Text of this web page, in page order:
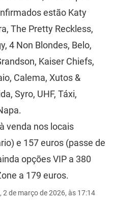
estão Katy
The Pretty Reckless,
4 Non Blondes, Belo,
Kaiser Chiefs,
Calema, Xutos &
Syro, UHF, Táxi,
venda nos locais
e 157 euros (passe de
opções VIP a 380
a 179 euros.
de março de 2026, às 17:14